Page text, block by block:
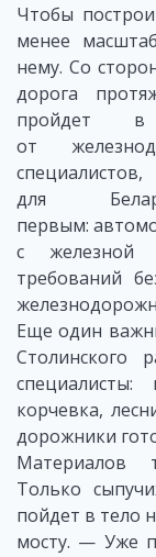
Чтобы
менее
нему. Со
дорога
пройдет в
от
для
первым:
с железной
требований
Еще один
Столинского
специалисты:
корчевка,
дорожники
Материалов
Только
пойдет в тело
мосту. — Уже